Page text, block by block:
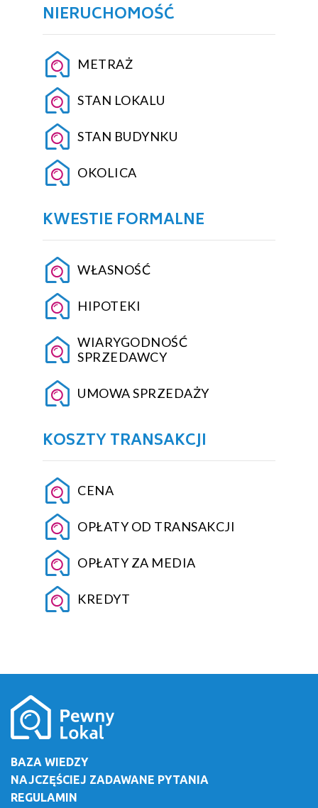
NIERUCHOMOŚĆ
METRAŻ
STAN LOKALU
STAN BUDYNKU
OKOLICA
KWESTIE FORMALNE
WŁASNOŚĆ
HIPOTEKI
WIARYGODNOŚĆ
SPRZEDAWCY
UMOWA SPRZEDAŻY
KOSZTY TRANSAKCJI
CENA
OPŁATY OD TRANSAKCJI
OPŁATY ZA MEDIA
KREDYT
BAZA WIEDZY
NAJCZĘŚCIEJ ZADAWANE PYTANIA
REGULAMIN